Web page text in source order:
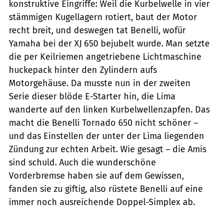
konstruktive Eingriffe: Weil die Kurbelwelle in vier
stämmigen Kugellagern rotiert, baut der Motor
recht breit, und deswegen tat Benelli, wofür
Yamaha bei der XJ 650 bejubelt wurde. Man setzte
die per Keilriemen angetriebene Lichtmaschine
huckepack hinter den Zylindern aufs
Motorgehäuse. Da musste nun in der zweiten
Serie dieser blöde E-Starter hin, die Lima
wanderte auf den linken Kurbelwellenzapfen. Das
macht die Benelli Tornado 650 nicht schöner –
und das Einstellen der unter der Lima liegenden
Zündung zur echten Arbeit. Wie gesagt – die Amis
sind schuld. Auch die wunderschöne
Vorderbremse haben sie auf dem Gewissen,
fanden sie zu giftig, also rüstete Benelli auf eine
immer noch ausreichende Doppel-Simplex ab.